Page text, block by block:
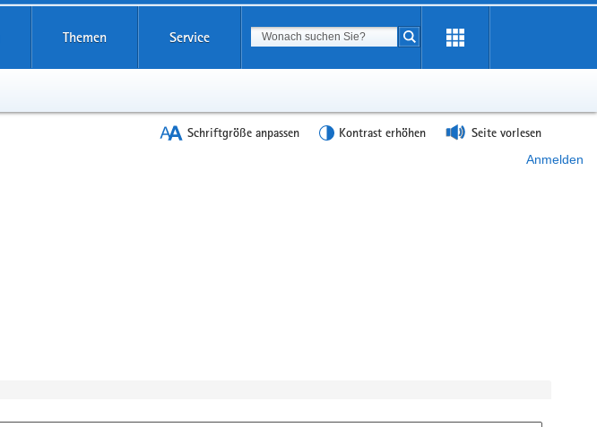
Themen Service Suchbegriff
Suche starten
Schriftgröße anpassen Kontrast erhöhen Seite vorlesen
Anmelden